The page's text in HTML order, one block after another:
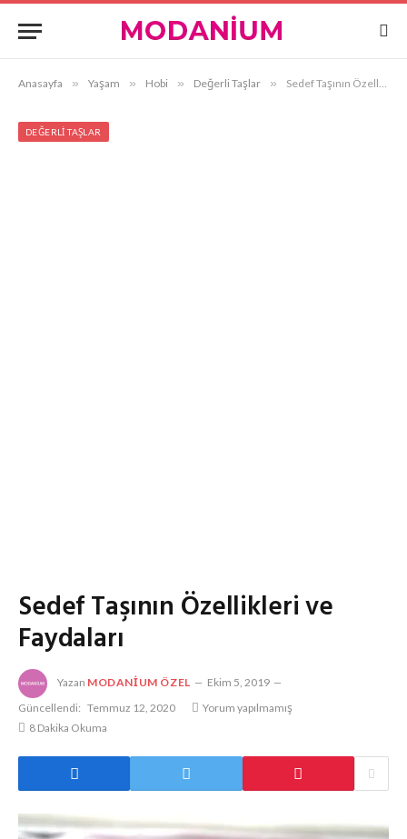
Anasayfa » Yaşam » Hobi » Değerli Taşlar » Sedef Taşının Özellikleri ve Faydaları
DEĞERLI TAŞLAR
Sedef Taşının Özellikleri ve
Faydaları
Yazan MODANIUM ÖZEL
Ekim 5, 2019
Güncellendi: Temmuz 12, 2020
Yorum yapılmamış
8 Dakika Okuma